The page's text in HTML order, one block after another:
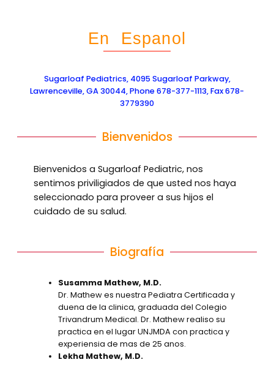
En Espanol
Sugarloaf Pediatrics, 4095 Sugarloaf Parkway,
Lawrenceville, GA 30044, Phone 678-377-1113, Fax 678-
3779390
Bienvenidos
Bienvenidos a Sugarloaf Pediatric, nos
sentimos priviligiados de que usted nos haya
seleccionado para proveer a sus hijos el
cuidado de su salud.
Biografía
Susamma Mathew, M.D.
Dr. Mathew es nuestra Pediatra Certificada y
duena de la clinica, graduada del Colegio
Trivandrum Medical. Dr. Mathew realiso su
practica en el lugar UNJMDA con practica y
experiensia de mas de 25 anos.
Lekha Mathew, M.D.